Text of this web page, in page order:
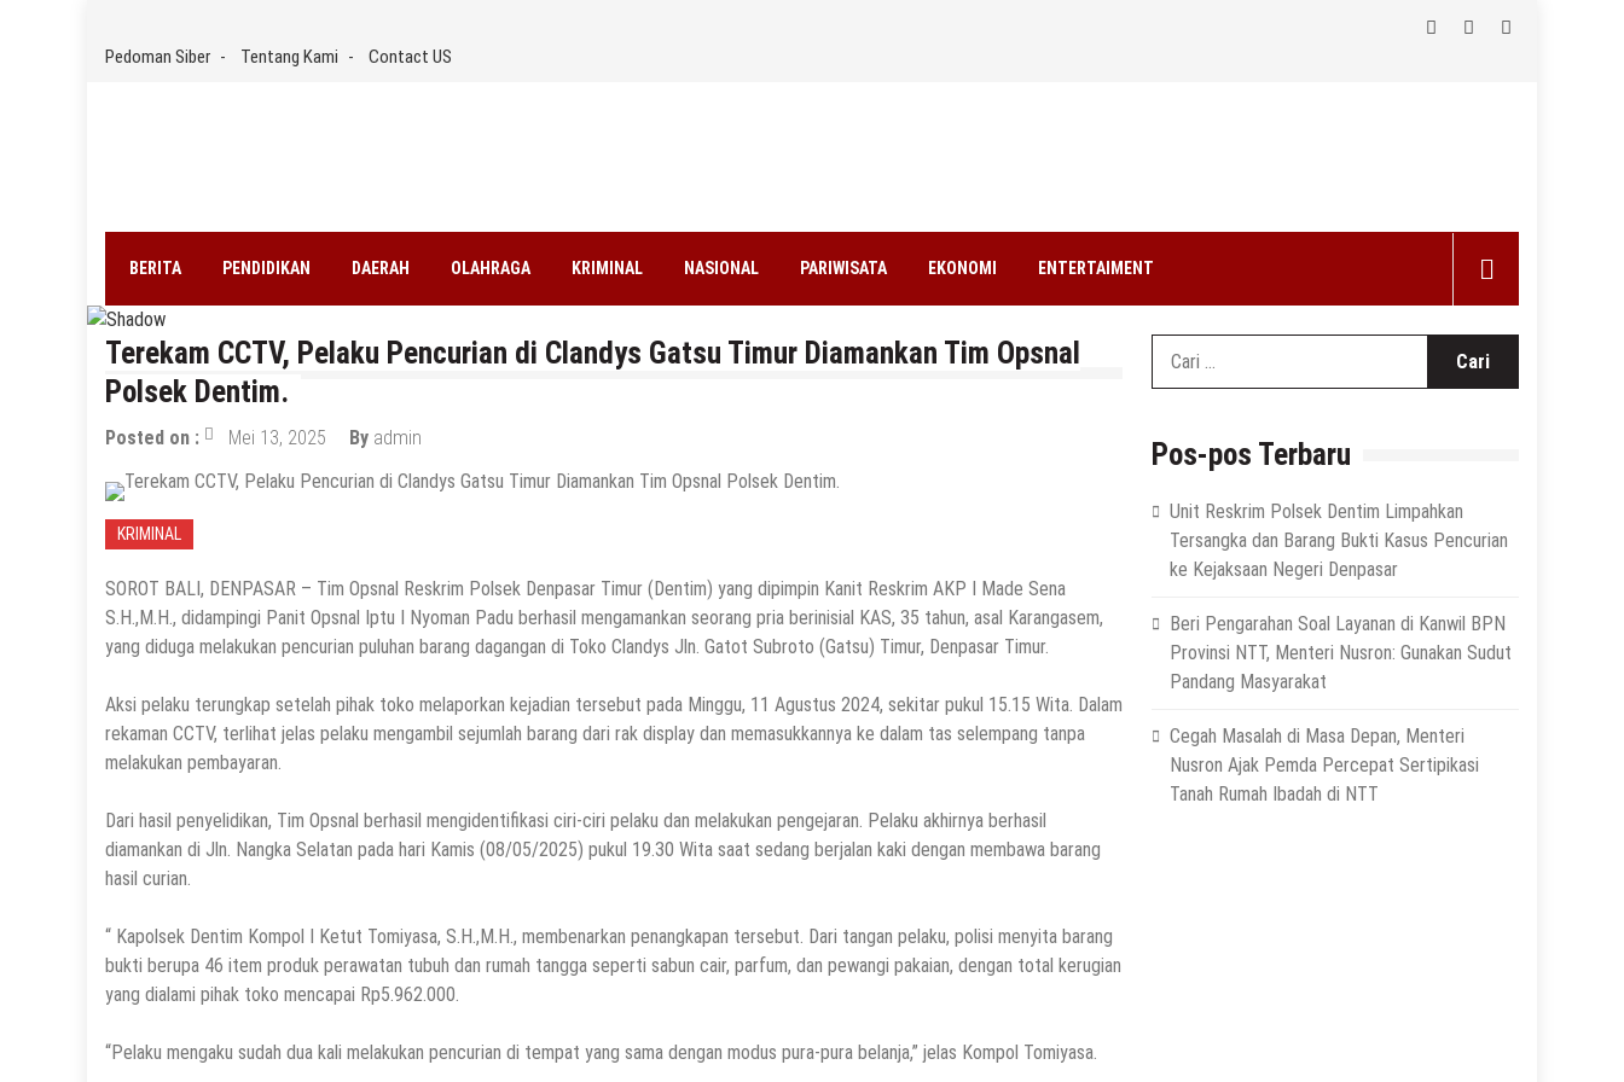
content
Pedoman Siber Tentang Kami Contact US
BERITA PENDIDIKAN DAERAH OLAHRAGA KRIMINAL NASIONAL PARIWISATA EKONOMI ENTERTAIMENT
Terekam CCTV, Pelaku Pencurian di Clandys Gatsu Timur Diamankan Tim Opsnal
Polsek Dentim.
Posted on : Mei 13, 2025 By admin
KRIMINAL
SOROT BALI, DENPASAR – Tim Opsnal Reskrim Polsek Denpasar Timur (Dentim) yang dipimpin Kanit Reskrim AKP I Made Sena
S.H.,M.H., didampingi Panit Opsnal Iptu I Nyoman Padu berhasil mengamankan seorang pria berinisial KAS, 35 tahun, asal Karangasem,
yang diduga melakukan pencurian puluhan barang dagangan di Toko Clandys Jln. Gatot Subroto (Gatsu) Timur, Denpasar Timur.
Aksi pelaku terungkap setelah pihak toko melaporkan kejadian tersebut pada Minggu, 11 Agustus 2024, sekitar pukul 15.15 Wita. Dalam
rekaman CCTV, terlihat jelas pelaku mengambil sejumlah barang dari rak display dan memasukkannya ke dalam tas selempang tanpa
melakukan pembayaran.
Dari hasil penyelidikan, Tim Opsnal berhasil mengidentifikasi ciri-ciri pelaku dan melakukan pengejaran. Pelaku akhirnya berhasil
diamankan di Jln. Nangka Selatan pada hari Kamis (08/05/2025) pukul 19.30 Wita saat sedang berjalan kaki dengan membawa barang
hasil curian.
“ Kapolsek Dentim Kompol I Ketut Tomiyasa, S.H.,M.H., membenarkan penangkapan tersebut. Dari tangan pelaku, polisi menyita barang
bukti berupa 46 item produk perawatan tubuh dan rumah tangga seperti sabun cair, parfum, dan pewangi pakaian, dengan total kerugian
yang dialami pihak toko mencapai Rp5.962.000.
“Pelaku mengaku sudah dua kali melakukan pencurian di tempat yang sama dengan modus pura-pura belanja,” jelas Kompol Tomiyasa.
Pos-pos Terbaru
Unit Reskrim Polsek Dentim Limpahkan
Tersangka dan Barang Bukti Kasus Pencurian
ke Kejaksaan Negeri Denpasar
Beri Pengarahan Soal Layanan di Kanwil BPN
Provinsi NTT, Menteri Nusron: Gunakan Sudut
Pandang Masyarakat
Cegah Masalah di Masa Depan, Menteri
Nusron Ajak Pemda Percepat Sertipikasi
Tanah Rumah Ibadah di NTT